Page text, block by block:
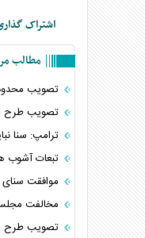
اشتراک
مطالب
تصویب
تصویب طرح
ترامپ: سنا
تبعات آشوب
موافقت سنای
مخالفت
تصویب طرح